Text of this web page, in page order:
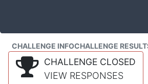
CHALLENGE INFOCHALLENGE
CHALLENGE CLOSED
VIEW RESPONSES